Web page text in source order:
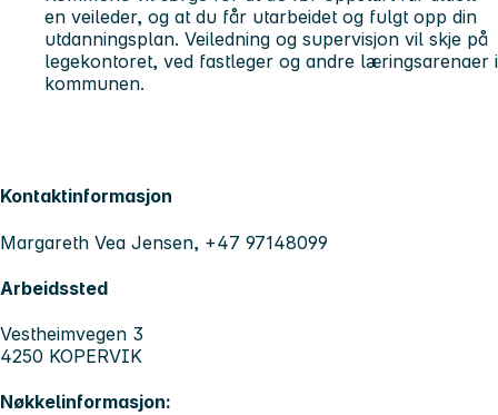
en veileder, og at du får utarbeidet og fulgt opp din
utdanningsplan. Veiledning og supervisjon vil skje på
legekontoret, ved fastleger og andre læringsarenaer i
kommunen.
Kontaktinformasjon
Margareth Vea Jensen, +47 97148099
Arbeidssted
Vestheimvegen 3
4250 KOPERVIK
Nøkkelinformasjon: